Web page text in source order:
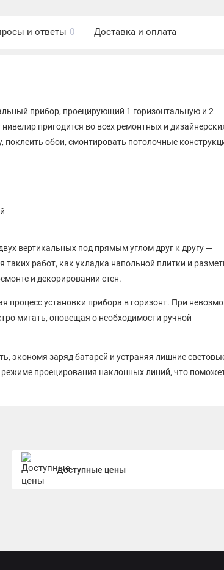
и ответы 0 Доставка и оплата
прибор, проецирующий 1 горизонтальную и 2
пригодится во всех ремонтных и
обои, смонтировать потолочные
вертикальных под прямым углом друг к другу —
таких работ, как укладка напольной плитки и
и декорировании стен.
процесс установки прибора в горизонт. При
мигать, оповещая о необходимости ручной
экономя заряд батарей и устраняя лишние
проецирования наклонных линий, что
уровень RGK ML-21 от случайных ударов и
батареями типа ААА, батарейный отсек находится
Доступные цены